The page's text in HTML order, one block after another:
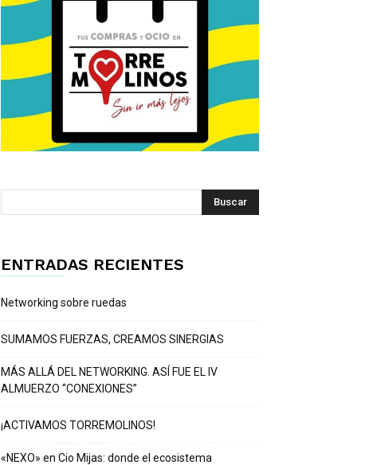
ENTRADAS RECIENTES
Networking sobre ruedas
SUMAMOS FUERZAS, CREAMOS SINERGIAS
MÁS ALLÁ DEL NETWORKING. ASÍ FUE EL IV
ALMUERZO “CONEXIONES”
¡ACTIVAMOS TORREMOLINOS!
«NEXO» en Cio Mijas: donde el ecosistema